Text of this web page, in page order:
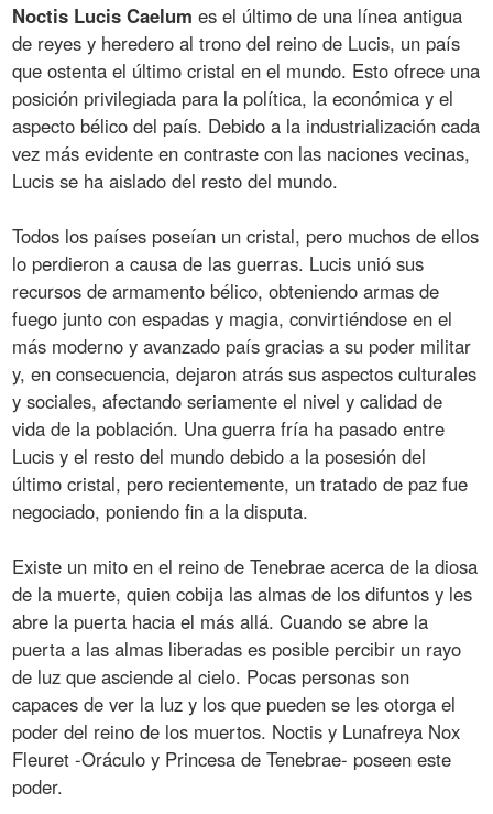
Noctis Lucis Caelum es el último de una línea antigua
de reyes y heredero al trono del reino de Lucis, un país
que ostenta el último cristal en el mundo. Esto ofrece una
posición privilegiada para la política, la económica y el
aspecto bélico del país. Debido a la industrialización cada
vez más evidente en contraste con las naciones vecinas,
Lucis se ha aislado del resto del mundo.
Todos los países poseían un cristal, pero muchos de ellos
lo perdieron a causa de las guerras. Lucis unió sus
recursos de armamento bélico, obteniendo armas de
fuego junto con espadas y magia, convirtiéndose en el
más moderno y avanzado país gracias a su poder militar
y, en consecuencia, dejaron atrás sus aspectos culturales
y sociales, afectando seriamente el nivel y calidad de
vida de la población. Una guerra fría ha pasado entre
Lucis y el resto del mundo debido a la posesión del
último cristal, pero recientemente, un tratado de paz fue
negociado, poniendo fin a la disputa.
Existe un mito en el reino de Tenebrae acerca de la diosa
de la muerte, quien cobija las almas de los difuntos y les
abre la puerta hacia el más allá. Cuando se abre la
puerta a las almas liberadas es posible percibir un rayo
de luz que asciende al cielo. Pocas personas son
capaces de ver la luz y los que pueden se les otorga el
poder del reino de los muertos. Noctis y Lunafreya Nox
Fleuret -Oráculo y Princesa de Tenebrae- poseen este
poder.